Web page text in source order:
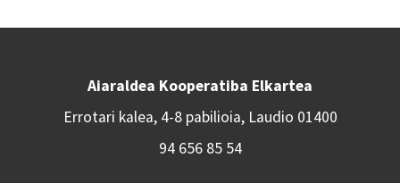
Aiaraldea Kooperatiba Elkartea
Errotari kalea, 4-8 pabilioia, Laudio 01400
94 656 85 54